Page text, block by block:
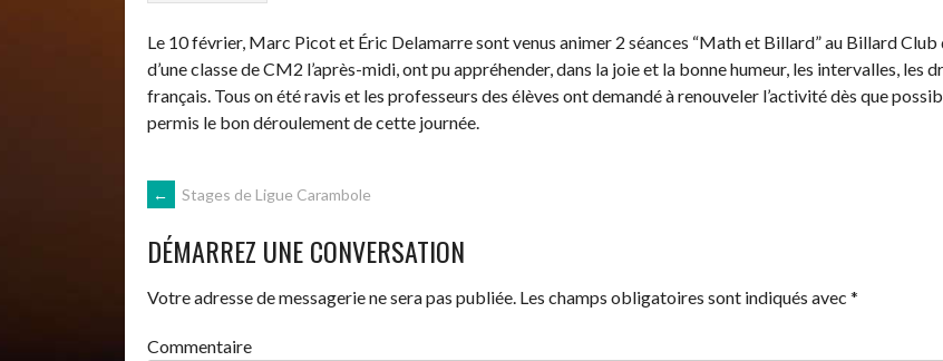
Le 10 février, Marc Picot et Éric Delamarre sont venus animer 2 séances “Math et Billard” au Billard Club
d’une classe de CM2 l’après-midi, ont pu appréhender, dans la joie et la bonne humeur, les intervalles, les
français. Tous on été ravis et les professeurs des élèves ont demandé à renouveler l’activité dès que
permis le bon déroulement de cette journée.
NAVIGATION
DES
ARTICLES
← Stages de Ligue Carambole
DÉMARREZ UNE CONVERSATION
Votre adresse de messagerie ne sera pas publiée. Les champs obligatoires sont indiqués avec *
Commentaire